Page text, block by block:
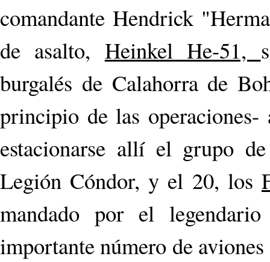
comandante Hendrick
de asalto, Heinkel He-51,
burgalés de Calahorra de
principio de las
estacionarse allí el grupo
Legión Cóndor, y el 20, los
mandado por el
importante número de